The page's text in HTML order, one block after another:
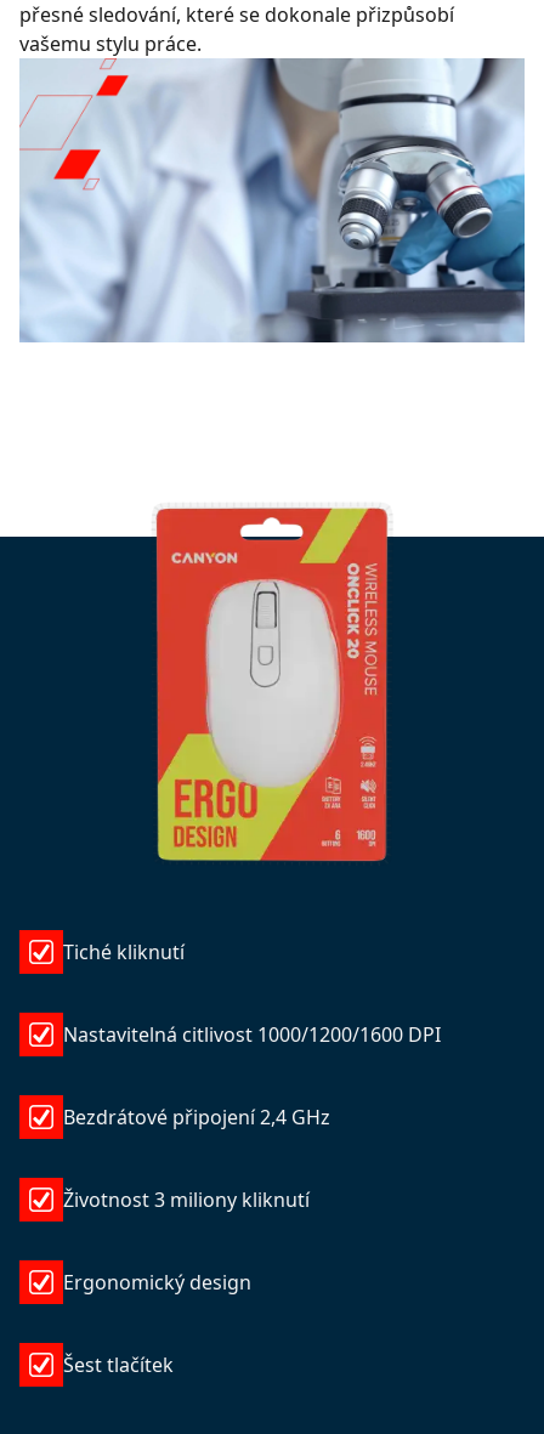
přesné sledování, které se dokonale přizpůsobí
vašemu stylu práce.
Tiché kliknutí
Nastavitelná citlivost 1000/1200/1600 DPI
Bezdrátové připojení 2,4 GHz
Životnost 3 miliony kliknutí
Ergonomický design
Šest tlačítek